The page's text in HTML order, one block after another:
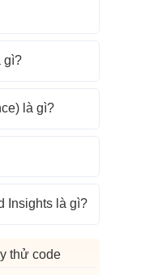
gì?
là gì?
Insights là gì?
thử code